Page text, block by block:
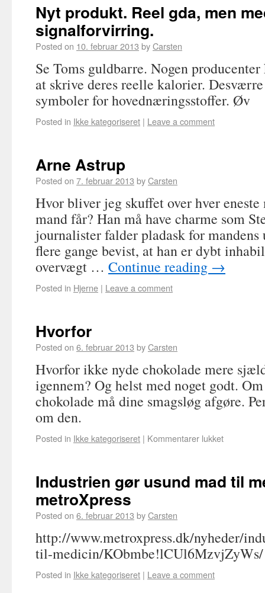
Nyt produkt. Reel gda, men
signalforvirring.
Posted on 10. februar 2013 byCarsten
Se Toms guldbarre. Nogen
at skrive deres reelle kalorier.
symboler for hovednæringsstoffer. Øv
Posted in Ikke kategoriseret | Leave a comment
Arne Astrup
Posted on 7. februar 2013 byCarsten
Hvor bliver jeg skuffet over hver
mand får? Han må have charme som
journalister falder pladask for mandens
flere gange bevist, at han er dybt
overvægt … Continue reading →
Posted in Hjerne | Leave a comment
Hvorfor
Posted on 6. februar 2013 byCarsten
Hvorfor ikke nyde chokolade mere
igennem? Og helst med noget godt.
chokolade må dine smagsløg afgøre.
om den.
Posted in Ikke kategoriseret | Kommentarer lukket
Industrien gør usund mad til
metroXpress
Posted on 6. februar 2013 byCarsten
http://www.metroxpress.dk/nyheder/
til-medicin/
Posted in Ikke kategoriseret | Leave a comment